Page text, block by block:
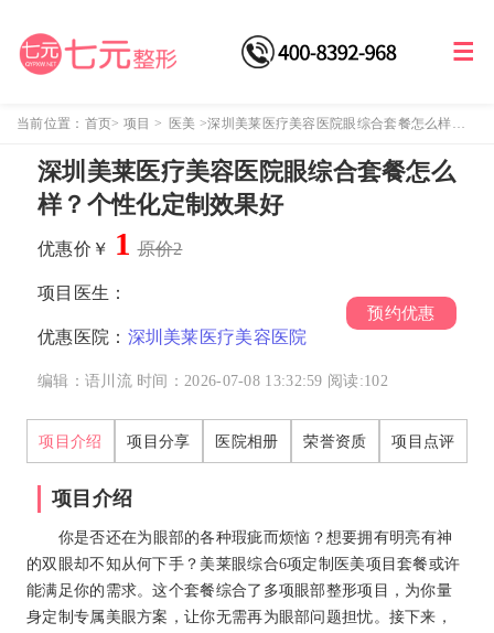
当前位置： 首页> 项目 > 医美 >深圳美莱医疗美容医院眼综合套餐怎么样？
深圳美莱医疗美容医院眼综合套餐怎么
样？个性化定制效果好
优惠价￥ 1 原价2
项目医生：
优惠医院： 深圳美莱医疗美容医院
预约优惠
编辑：语川流 时间：2026-07-08 13:32:59 阅读:102
项目介绍 项目分享 医院相册 荣誉资质 项目点评
项目介绍
你是否还在为眼部的各种瑕疵而烦恼？想要拥有明亮有神
的双眼却不知从何下手？美莱眼综合6项定制医美项目套餐或许
能满足你的需求。这个套餐综合了多项眼部整形项目，为你量
身定制专属美眼方案，让你无需再为眼部问题担忧。接下来，